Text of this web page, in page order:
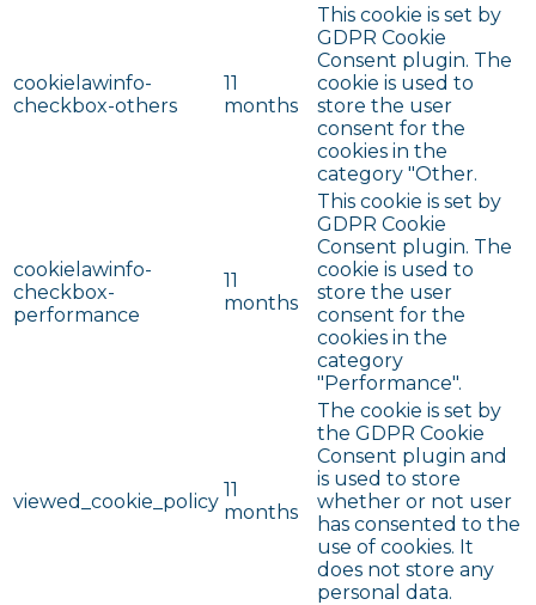
cookielawinfo-
checkbox-others
11
months
This cookie is set by
GDPR Cookie
Consent plugin. The
cookie is used to
store the user
consent for the
cookies in the
category "Other.
cookielawinfo-
checkbox-
performance
11
months
This cookie is set by
GDPR Cookie
Consent plugin. The
cookie is used to
store the user
consent for the
cookies in the
category
"Performance".
viewed_cookie_policy
11
months
The cookie is set by
the GDPR Cookie
Consent plugin and
is used to store
whether or not user
has consented to the
use of cookies. It
does not store any
personal data.